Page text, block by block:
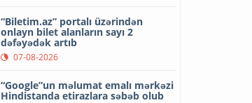
“Biletim.az” portalı üzərindən
onlayn bilet alanların sayı 2
dəfəyədək artıb
07-08-2026
“Google”un məlumat emalı mərkəzi
Hindistanda etirazlara səbəb olub